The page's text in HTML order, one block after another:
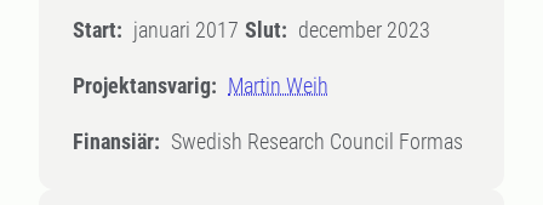
Start: januari 2017 Slut: december 2023
Projektansvarig: Martin Weih
Finansiär: Swedish Research Council Formas